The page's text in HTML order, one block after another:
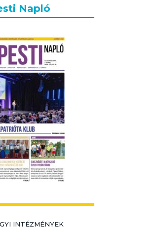
Napló
INTÉZMÉNYEK